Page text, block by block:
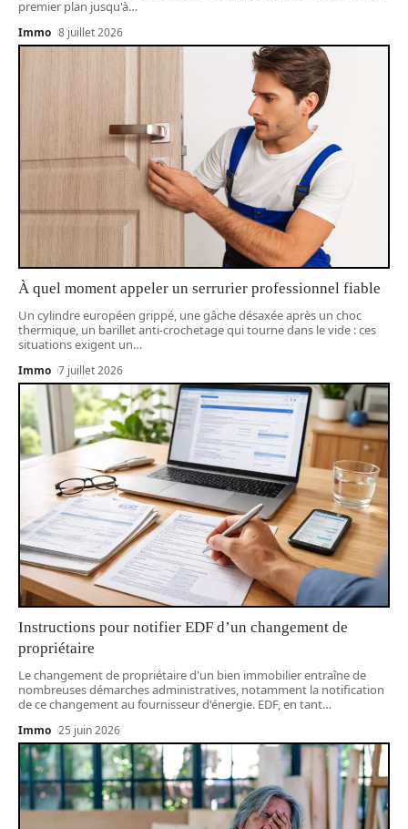
premier plan jusqu'à…
Immo 8 juillet 2026
À quel moment appeler un serrurier professionnel fiable
Un cylindre européen grippé, une gâche désaxée après un choc
thermique, un barillet anti-crochetage qui tourne dans le vide : ces
situations exigent un…
Immo 7 juillet 2026
Instructions pour notifier EDF d’un changement de
propriétaire
Le changement de propriétaire d'un bien immobilier entraîne de
nombreuses démarches administratives, notamment la notification
de ce changement au fournisseur d'énergie. EDF, en tant…
Immo 25 juin 2026